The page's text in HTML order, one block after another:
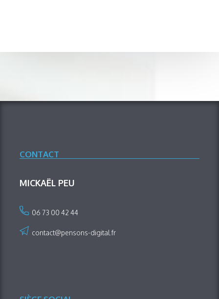
CONTACT
MICKAËL PEU
06 73 00 42 44
contact@pensons-digital.fr